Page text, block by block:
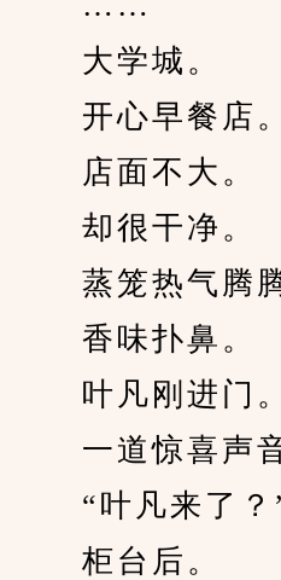
大学城。
开心早餐店。
店面不大。
却很干净。
蒸笼热气腾腾
香味扑鼻。
叶凡刚进门。
一道惊喜声音
“叶凡来了？
柜台后。